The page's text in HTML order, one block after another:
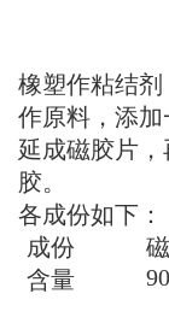
橡塑作粘结
作原料，添
延成磁胶片
胶。
各成份如下：
成份
含量